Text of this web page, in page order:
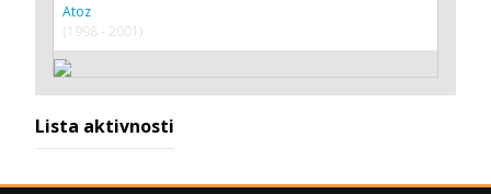
Atoz
(1998 - 2001)
Lista aktivnosti